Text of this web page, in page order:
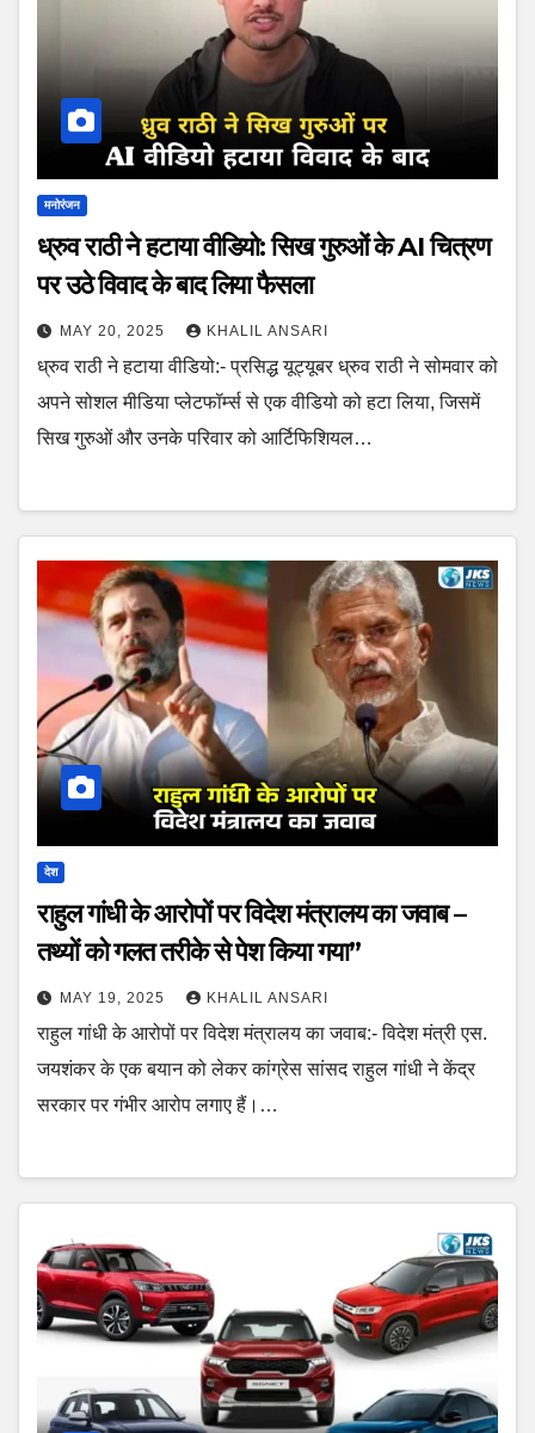
मनोरंजन
ध्रुव राठी ने हटाया वीडियो: सिख गुरुओं के AI चित्रण
पर उठे विवाद के बाद लिया फैसला
MAY 20, 2025 KHALIL ANSARI
ध्रुव राठी ने हटाया वीडियो:- प्रसिद्ध यूट्यूबर ध्रुव राठी ने सोमवार को
अपने सोशल मीडिया प्लेटफॉर्म्स से एक वीडियो को हटा लिया, जिसमें
सिख गुरुओं और उनके परिवार को आर्टिफिशियल…
देश
राहुल गांधी के आरोपों पर विदेश मंत्रालय का जवाब –
तथ्यों को गलत तरीके से पेश किया गया”
MAY 19, 2025 KHALIL ANSARI
राहुल गांधी के आरोपों पर विदेश मंत्रालय का जवाब:- विदेश मंत्री एस.
जयशंकर के एक बयान को लेकर कांग्रेस सांसद राहुल गांधी ने केंद्र
सरकार पर गंभीर आरोप लगाए हैं।…